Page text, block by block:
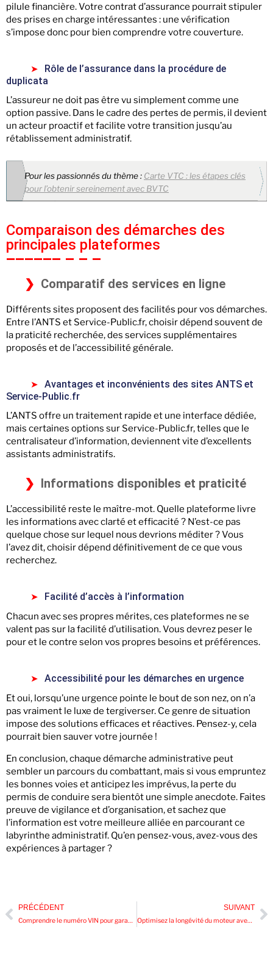
pilule financière. Votre contrat d’assurance pourrait stipuler
des prises en charge intéressantes : une vérification
s’impose donc pour bien comprendre votre couverture.
Rôle de l’assurance dans la procédure de
duplicata
L’assureur ne doit pas être vu simplement comme une
option passive. Dans le cadre des pertes de permis, il devient
un acteur proactif et facilite votre transition jusqu’au
rétablissement administratif.
Pour les passionnés du thème : Carte VTC : les étapes clés
pour l’obtenir sereinement avec BVTC
Comparaison des démarches des
principales plateformes
Comparatif des services en ligne
Différents sites proposent des facilités pour vos démarches.
Entre l’ANTS et Service-Public.fr, choisir dépend souvent de
la praticité recherchée, des services supplémentaires
proposés et de l’accessibilité générale.
Avantages et inconvénients des sites ANTS et
Service-Public.fr
L’ANTS offre un traitement rapide et une interface dédiée,
mais certaines options sur Service-Public.fr, telles que le
centralisateur d’information, deviennent vite d’excellents
assistants administratifs.
Informations disponibles et praticité
L’accessibilité reste le maître-mot. Quelle plateforme livre
les informations avec clarté et efficacité ? N’est-ce pas
quelque chose sur lequel nous devrions méditer ? Vous
l’avez dit, choisir dépend définitivement de ce que vous
recherchez.
Facilité d’accès à l’information
Chacun avec ses propres mérites, ces plateformes ne se
valent pas sur la facilité d’utilisation. Vous devrez peser le
pour et le contre selon vos propres besoins et préférences.
Accessibilité pour les démarches en urgence
Et oui, lorsqu’une urgence pointe le bout de son nez, on n’a
pas vraiment le luxe de tergiverser. Ce genre de situation
impose des solutions efficaces et réactives. Pensez-y, cela
pourrait bien sauver votre journée !
En conclusion, chaque démarche administrative peut
sembler un parcours du combattant, mais si vous empruntez
les bonnes voies et anticipez les imprévus, la perte du
permis de conduire sera bientôt une simple anecdote. Faites
preuve de vigilance et d’organisation, et sachez que
l’information est votre meilleure alliée en parcourant ce
labyrinthe administratif. Qu’en pensez-vous, avez-vous des
expériences à partager ?
PRÉCÉDENT
Comprendre le numéro VIN pour garantir l’authenticité de votre véhicule
SUIVANT
Optimisez la longévité du moteur avec un bon choix de filtre à huile